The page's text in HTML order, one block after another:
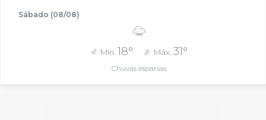
Sábado (08/08)
Mín. 18° Máx.31°
Chuvas esparsas